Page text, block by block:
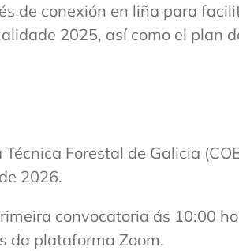
de conexión en liña para
2025, así como el plan
Forestal de Galicia
2026.
convocatoria ás 10:00
da plataforma Zoom.